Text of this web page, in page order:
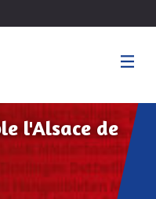
l'Alsace de